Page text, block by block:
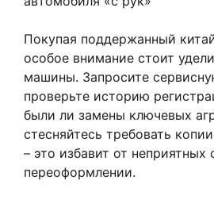
Покупая поддержанный
особое внимание стоит
машины. Запросите
проверьте историю
были ли замены ключевых
стесняйтесь требовать
– это избавит от
переоформлении.